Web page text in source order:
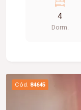
01º piso, o
de TV, sala de
lavabo,
piso, encontra-
todas com
4
Dorm.
Cód. 84645